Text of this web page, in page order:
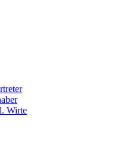
Wirte